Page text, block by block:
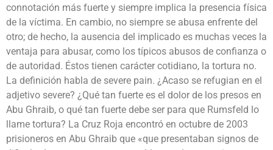
connotación más fuerte y siempre implica la presencia física
de la víctima. En cambio, no siempre se abusa enfrente del
otro; de hecho, la ausencia del implicado es muchas veces la
ventaja para abusar, como los típicos abusos de confianza o
de autoridad. Éstos tienen carácter cotidiano, la tortura no.
La definición habla de severe pain. ¿Acaso se refugian en el
adjetivo severe? ¿Qué tan fuerte es el dolor de los presos en
Abu Ghraib, o qué tan fuerte debe ser para que Rumsfeld lo
llame tortura? La Cruz Roja encontró en octubre de 2003
prisioneros en Abu Ghraib que «que presentaban signos de